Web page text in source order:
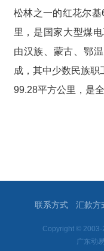
松林之一的红花尔
里，是国家大型煤
由汉族、蒙古、鄂
成，其中少数民族
99.28平方公里，是
联系方式 汇款方
Copyright © 2003-
广东动